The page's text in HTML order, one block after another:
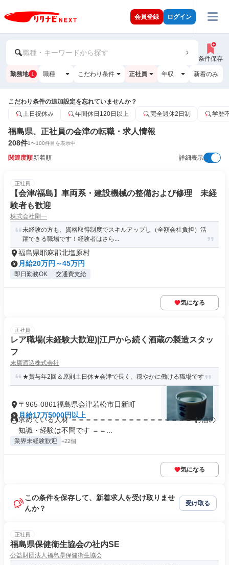
会員登録 ログイン
職種・キーワードから探す
条件保存
勤務地 1 職種 こだわり条件 正社員 年収 新着のみ
こだわり条件の追加設定を忘れていませんか？
土日祝休み
年間休日120日以上 完全週休2日制 学歴
福島県、正社員の会津の転職・求人情報
208件1〜100件目を表示中
関連度順新着順 詳細表示
正社員
【会津/福島】車両系・建設機械の整備および修理 未経
験者も歓迎
株式会社剛一
未経験の方も、資格取得制度でスキルアップし（全額会社負担）活
躍できる職場です！経験者はさら...
福島県耶麻郡北塩原村
月給20万円～45万円
即日勤務OK 交通費支給
気になる
正社員
レア職場(未経験大歓迎)|江戸から続く酒蔵の製造スタッ
フ
末廣酒造株式会社
★賞与年2回＆原則土日休★会津で長く、穏やかに働ける職場です
〒965-0861福島県会津若松市日新町
月給17万5000円以上
求めている人材 ＝＝＝＝＝＝＝＝＝＝＝＝＝＝＝＝＝ お酒の
知識・経験は不問です ＝＝...
業界未経験歓迎 +22個
気になる
この条件を保存して、新着求人を受け取りませ
んか？
受け取る
正社員
福島県保健衛生協会の社内SE
公益財団法人福島県保健衛生協会